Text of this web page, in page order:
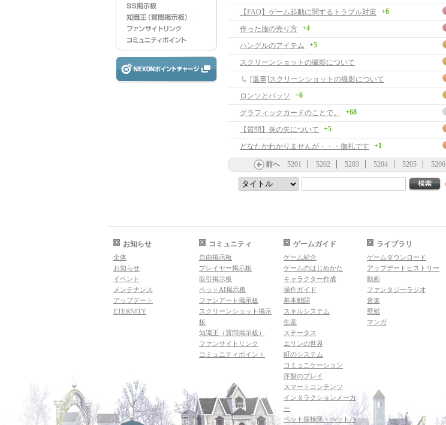
【FAQ】ゲーム起動に関するトラブル対策 +6
作った服の売り方 +4
ハングルのアイテム
+5
スクリーンショットの撮影について
[返事]スクリーンショットの撮影について
ロンソとバッソ
+6
グラフィックカードのことで。
+68
【質問】炎の矢について
+5
どなたかわかりませんが・・・御礼です
+1
前へ 5201 5202 5203 5204 5205 5206
お知らせ
全体
お知らせ
イベント
メンテナンス
アップデート
ETERNITY
コミュニティ
自由掲示板
プレイヤー掲示板
取引掲示板
ペットAI掲示板
ファンアート掲示板
スクリーンショット掲示
板
知識王（質問掲示板）
ファンサイトリンク
コミュニティポイント
ゲームガイド
ゲーム紹介
ゲームのはじめかた
キャラクター作成
操作ガイド
基本戦闘
スキルシステム
生産
ステータス
エリンの世界
町のシステム
コミュニケーション
序盤のプレイ
スマートコンテンツ
インタラクションメーカ
ー
ペット探検隊・ペットハ
ライブラリ
ゲームダウンロード
アップデートヒストリー
動画
ファンタジーラジオ
音楽
壁紙
マンガ